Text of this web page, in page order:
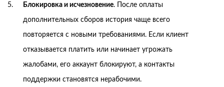
Блокировка и исчезновение. После оплаты
дополнительных сборов история чаще всего
повторяется с новыми требованиями. Если клиент
отказывается платить или начинает угрожать
жалобами, его аккаунт блокируют, а контакты
поддержки становятся нерабочими.